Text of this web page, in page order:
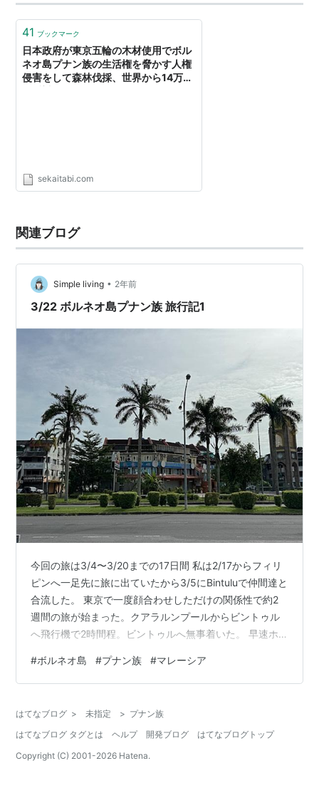
まなもの発見をしていく過程は、読んでいてほん…
41 ブックマーク
日本政府が東京五輪の木材使用でボル
ネオ島プナン族の生活権を脅かす人権
侵害をして森林伐採、世界から14万通
sekaitabi.com
関連ブログ
Simple living • 2年前
3/22 ボルネオ島プナン族 旅行記1
今回の旅は3/4〜3/20までの17日間 私は2/17からフィリ
ピンへ一足先に旅に出ていたから3/5にBintuluで仲間達と
合流した。 東京で一度顔合わせしただけの関係性で約2
週間の旅が始まった。クアラルンプールからビントゥル
へ飛行機で2時間程。ビントゥルへ無事着いた。 早速ホ
に入れなければならなかった。 ホテル近くのクリニック
を2軒回ったが、クリニックにはないと言われ、BMCビン
り、先生に処方してもらう。 無事にゲット。一旦一安
心。 マラリア地域に入る1〜2日前から飲まないといけな
いからビン…
#ボルネオ島 #プナン族 #マレーシア
はてなブログ > 未指定 > プナン族
はてなブログ タグとは
ヘルプ 開発ブログ
はてなブログトップ
Copyright (C) 2001-2026 Hatena.